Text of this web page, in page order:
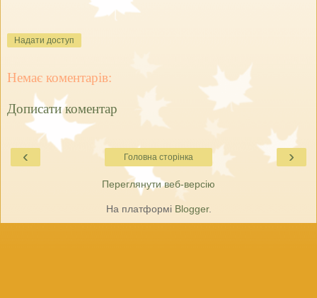
Надати доступ
Немає коментарів:
Дописати коментар
‹ ›
Головна сторінка
Переглянути веб-версію
На платформі Blogger.